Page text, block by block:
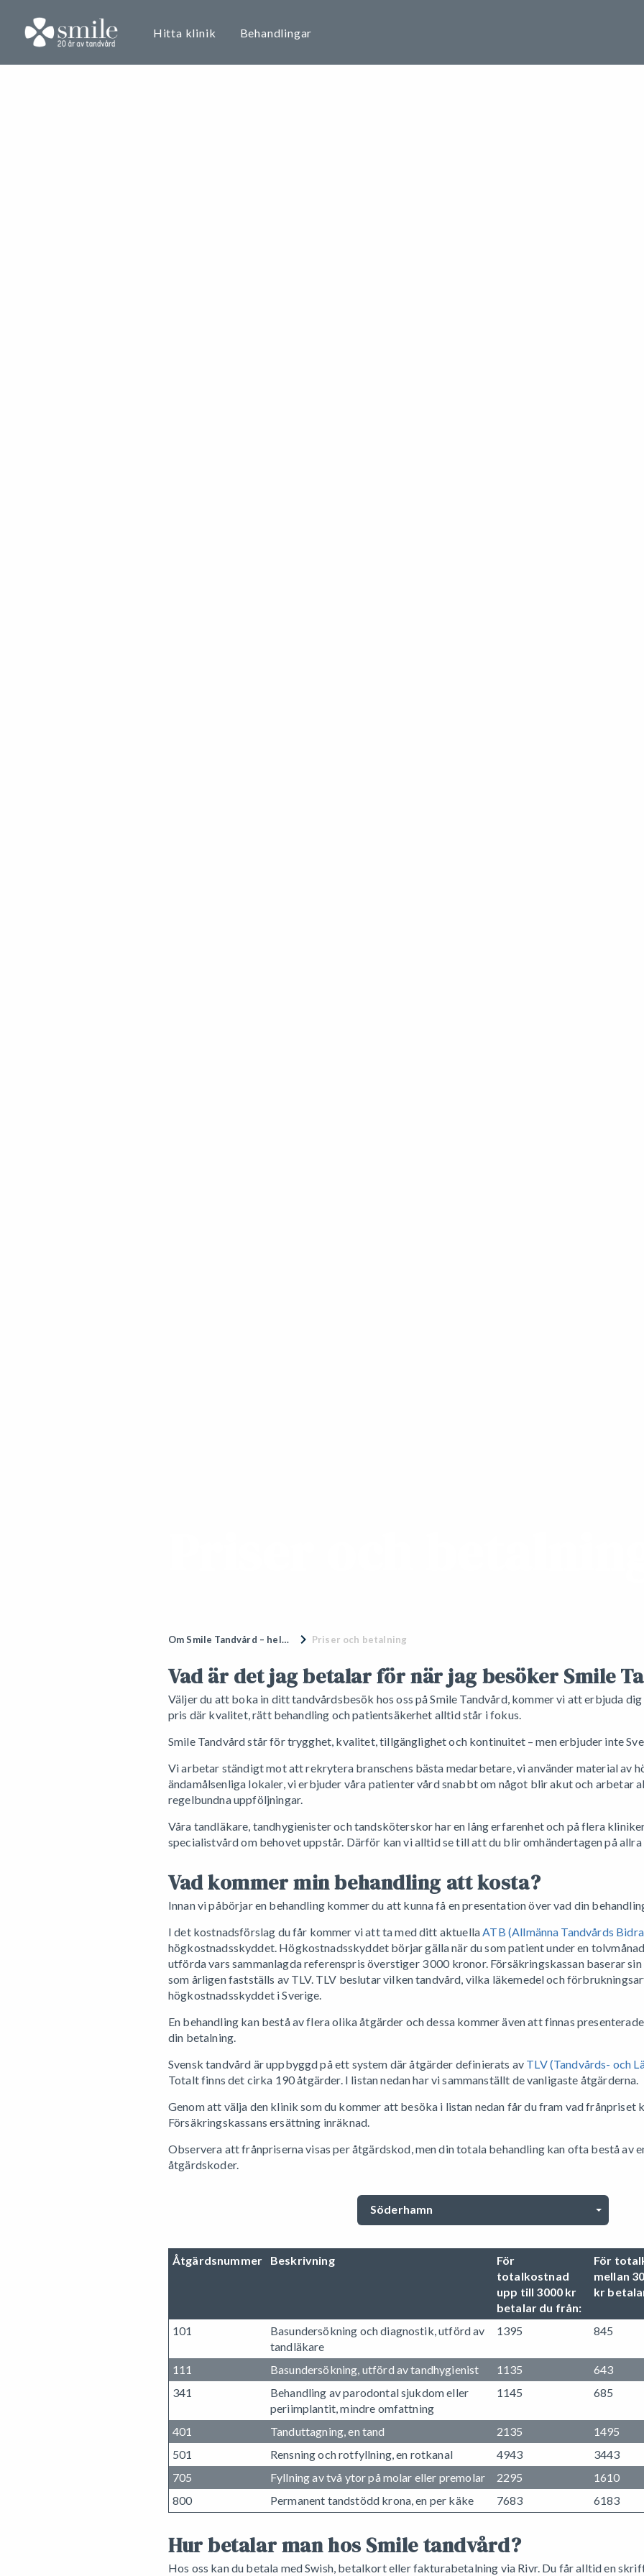
Om Smile Tandvård – hela Sveriges tandläkare Priser och betalning
Vad är det jag betalar för när jag besöker Smile
Väljer du att boka in ditt tandvårdsbesök hos oss på Smile Tandvård, kommer vi att erbjuda
pris där kvalitet, rätt behandling och patientsäkerhet alltid står i fokus.
Smile Tandvård står för trygghet, kvalitet, tillgänglighet och kontinuitet – men erbjuder inte
Vi arbetar ständigt mot att rekrytera branschens bästa medarbetare, vi använder material av
ändamålsenliga lokaler, vi erbjuder våra patienter vård snabbt om något blir akut och arbetar
regelbundna uppföljningar.
Våra tandläkare, tandhygienister och tandsköterskor har en lång erfarenhet och på flera
specialistvård om behovet uppstår. Därför kan vi alltid se till att du blir omhändertagen på
Vad kommer min behandling att kosta?
Innan vi påbörjar en behandling kommer du att kunna få en presentation över vad din
I det kostnadsförslag du får kommer vi att ta med ditt aktuellaATB (Allmänna Tandvårds
högkostnadsskyddet. Högkostnadsskyddet börjar gälla när du som patient under en
utförda vars sammanlagda referenspris överstiger 3 000 kronor. Försäkringskassan baserar
som årligen fastställs av TLV. TLV beslutar vilken tandvård, vilka läkemedel och
högkostnadsskyddet i Sverige.
En behandling kan bestå av flera olika åtgärder och dessa kommer även att finnas
din betalning.
Svensk tandvård är uppbyggd på ett system där åtgärder definierats av TLV (Tandvårds- och
Totalt finns det cirka 190 åtgärder. I listan nedan har vi sammanställt de vanligaste åtgärderna.
Genom att välja den klinik som du kommer att besöka i listan nedan får du fram vad frånpriset
Försäkringskassans ersättning inräknad.
Observera att frånpriserna visas per åtgärdskod, men din totala behandling kan ofta bestå av
åtgärdskoder.
Söderhamn
Åtgärdsnummer Beskrivning
För
totalkostnad
upp till 3000 kr
betalar du från:
För
mellan
kr
101
Basundersökning och diagnostik, utförd av
tandläkare
1395 845
111 Basundersökning, utförd av tandhygienist 1135
643
341
Behandling av parodontal sjukdom eller
periimplantit, mindre omfattning
1145 685
401 Tanduttagning, en tand 2135
1495
501
Rensning och rotfyllning, en rotkanal 4943
3443
705
Fyllning av två ytor på molar eller premolar 2295
1610
800
Permanent tandstödd krona, en per käke 7683 6183
Hur betalar man hos Smile tandvård?
Hos oss kan du betala med Swish, betalkort eller fakturabetalning via Rivr. Du får alltid en
Hitta klinik Behandlingar